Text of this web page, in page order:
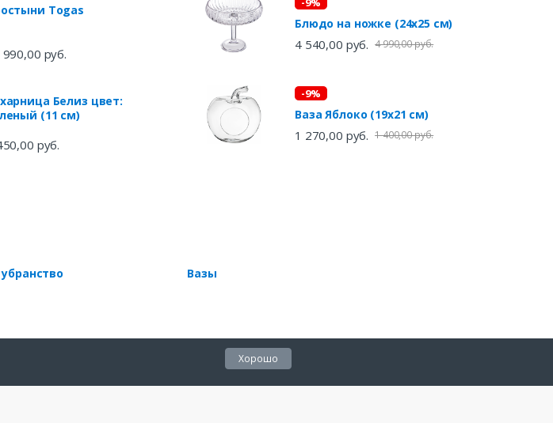
Простыни Togas
990,00 руб.
Белиз цвет:
(11 см)
руб.
Блюдо на ножке (24х25 см)
4 540,00 руб. 4 990,00 руб.
-9%
Ваза Яблоко (19х21 см)
1 270,00 руб. 1 400,00 руб.
Вазы
Хорошо